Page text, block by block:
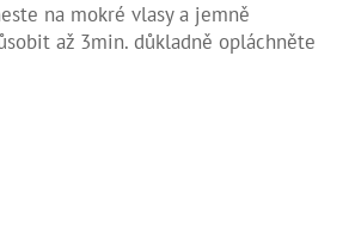
na mokré vlasy a jemně
až 3min. důkladně opláchněte